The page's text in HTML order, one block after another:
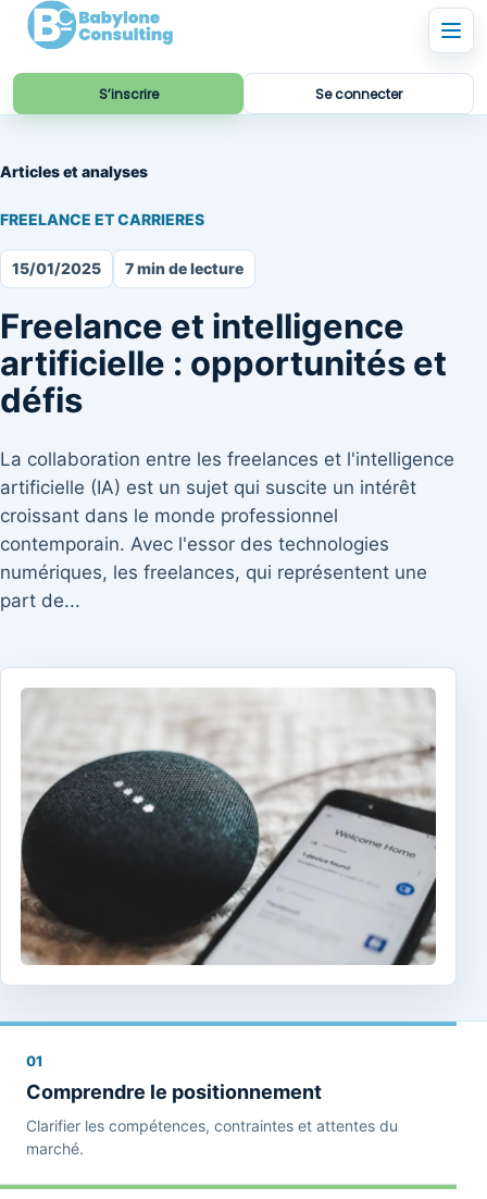
S’inscrire Se connecter
Articles et analyses
FREELANCE ET CARRIERES
15/01/2025 7 min de lecture
Freelance et intelligence
artificielle : opportunités et
défis
La collaboration entre les freelances et l'intelligence
artificielle (IA) est un sujet qui suscite un intérêt
croissant dans le monde professionnel
contemporain. Avec l'essor des technologies
numériques, les freelances, qui représentent une
part de...
01
Comprendre le positionnement
Clarifier les compétences, contraintes et attentes du
marché.